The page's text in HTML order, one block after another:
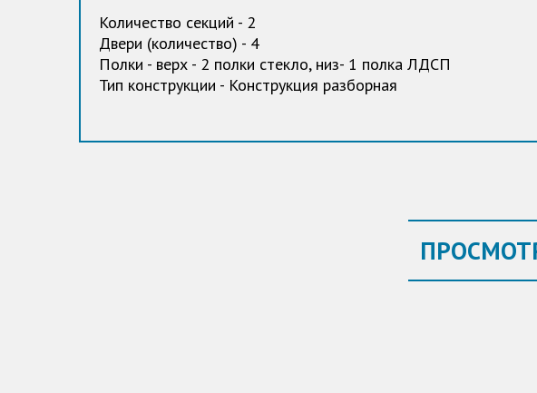
Количество секций - 2
Двери (количество) - 4
Полки - верх - 2 полки стекло, низ- 1 полка ЛДСП
Тип конструкции - Конструкция разборная